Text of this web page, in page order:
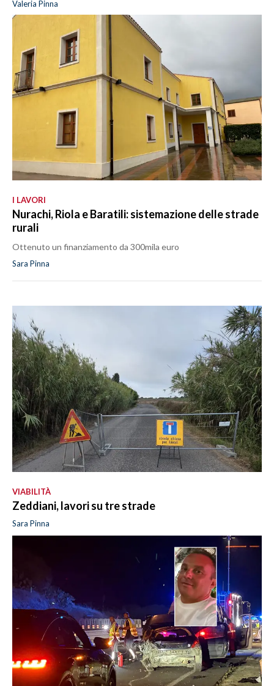
Valeria Pinna
I LAVORI
Nurachi, Riola e Baratili: sistemazione delle strade
rurali
Ottenuto un finanziamento da 300mila euro
Sara Pinna
VIABILITÀ
Zeddiani, lavori su tre strade
Sara Pinna